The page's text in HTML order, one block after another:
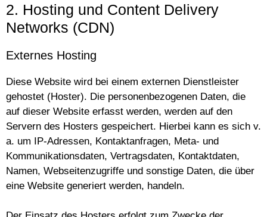
2. Hosting und Content Delivery
Networks (CDN)
Externes Hosting
Diese Website wird bei einem externen Dienstleister
gehostet (Hoster). Die personenbezogenen Daten, die
auf dieser Website erfasst werden, werden auf den
Servern des Hosters gespeichert. Hierbei kann es sich v.
a. um IP-Adressen, Kontaktanfragen, Meta- und
Kommunikationsdaten, Vertragsdaten, Kontaktdaten,
Namen, Webseitenzugriffe und sonstige Daten, die über
eine Website generiert werden, handeln.